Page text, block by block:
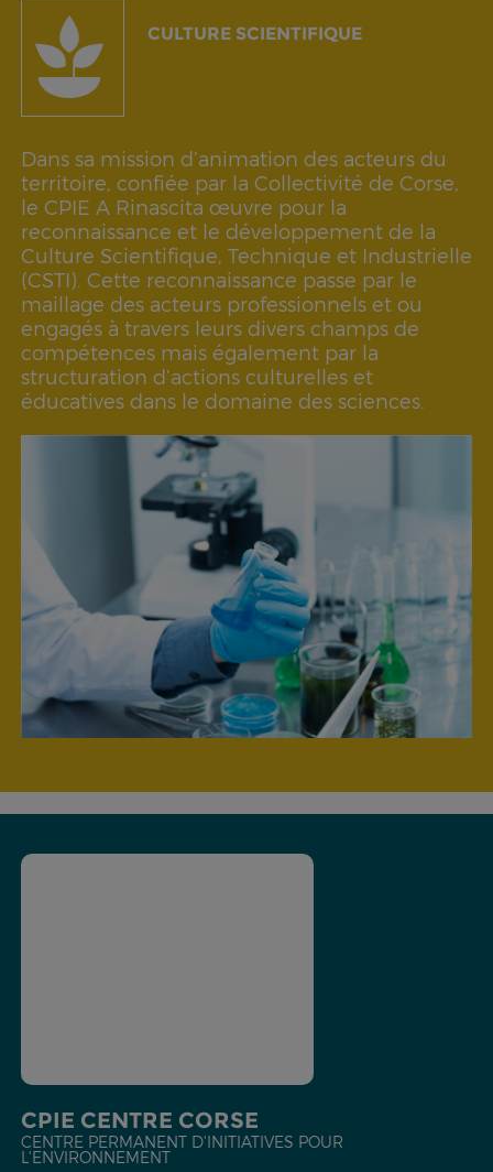
CULTURE SCIENTIFIQUE
Dans sa mission d’animation des acteurs du
territoire, confiée par la Collectivité de Corse,
le CPIE A Rinascita œuvre pour la
reconnaissance et le développement de la
Culture Scientifique, Technique et Industrielle
(CSTI). Cette reconnaissance passe par le
maillage des acteurs professionnels et ou
engagés à travers leurs divers champs de
compétences mais également par la
structuration d’actions culturelles et
éducatives dans le domaine des sciences.
CPIE CENTRE CORSE
CENTRE PERMANENT D'INITIATIVES POUR
L'ENVIRONNEMENT